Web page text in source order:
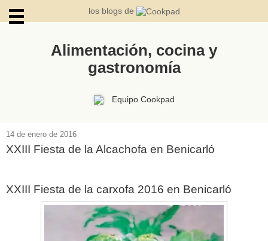
los blogs de
Alimentación, cocina y
gastronomía
Equipo Cookpad
14 de enero de 2016
XXIII Fiesta de la Alcachofa en Benicarló
XXIII Fiesta de la carxofa 2016 en Benicarló